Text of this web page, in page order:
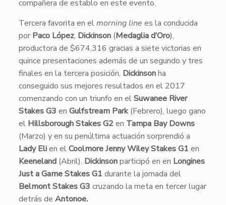
compañera de establo en este evento.
Tercera favorita en elmorning line es la conducida
por Paco López, Dickinson(Medaglia d’Oro),
productora de $674,316 gracias a siete victorias en
quince presentaciones además de un segundo y tres
finales en la tercera posición, Dickinsonha
conseguido sus mejores resultados en el 2017
comenzando con un triunfo en elSuwanee River
Stakes G3 en Gulfstream Park(Febrero), luego gano
el Hillsborough Stakes G2en Tampa Bay Downs
(Marzo) y en su penúltima actuación sorprendió a
Lady Elien elCoolmore Jenny Wiley Stakes G1 en
Keeneland(Abril). Dickinsonparticipó en en Longines
Just a Game Stakes G1 durante la jornada del
Belmont Stakes G3 cruzando la meta en tercer lugar
detrás de Antonoe.